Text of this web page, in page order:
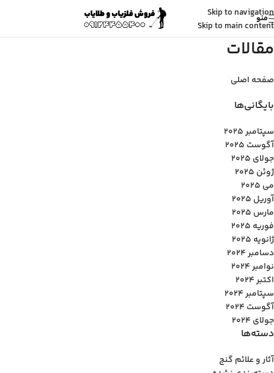
Skip to navigation
Skip to main content
منو
مقالات
صفحه اصلی
بایگانی‌ها
سپتامبر 2025
آگوست 2025
جولای 2025
ژوئن 2025
می 2025
آوریل 2025
مارس 2025
فوریه 2025
ژانویه 2025
دسامبر 2024
نوامبر 2024
اکتبر 2024
سپتامبر 2024
آگوست 2024
جولای 2024
دسته‌ها
آثار و علائم گنج